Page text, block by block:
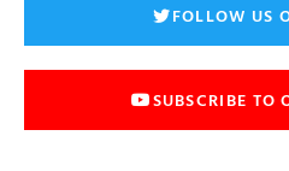
FOLLOW US
SUBSCRIBE TO